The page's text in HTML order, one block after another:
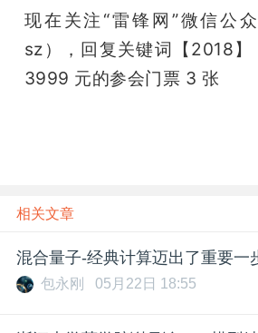
现在关注“雷锋网”微信公
sz），回复关键词【2018】
3999 元的参会门票 3 张
相关文章
混合量子-经典计算迈出了重要一
包永刚 05月22日 18:55